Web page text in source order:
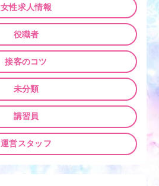
女性求人情報
役職者
接客のコツ
未分類
講習員
運営スタッフ